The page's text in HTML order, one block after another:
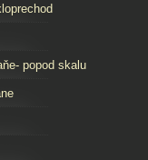
popod skalu